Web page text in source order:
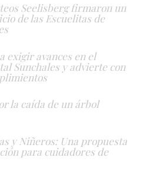
Seelisberg firmaron un
de las Escuelitas de
exigir avances en el
Sunchales y advierte con
la caída de un árbol
y Niñeros: Una propuesta
para cuidadores de